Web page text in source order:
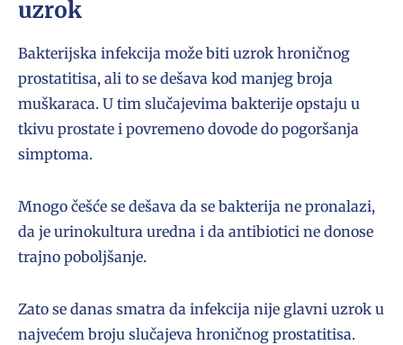
uzrok
Bakterijska infekcija može biti uzrok hroničnog
prostatitisa, ali to se dešava kod manjeg broja
muškaraca. U tim slučajevima bakterije opstaju u
tkivu prostate i povremeno dovode do pogoršanja
simptoma.
Mnogo češće se dešava da se bakterija ne pronalazi,
da je urinokultura uredna i da antibiotici ne donose
trajno poboljšanje.
Zato se danas smatra da infekcija nije glavni uzrok u
najvećem broju slučajeva hroničnog prostatitisa.